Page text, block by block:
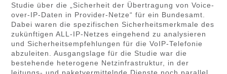
Studie über die „Sicherheit der Übertragung von Voice-
over-IP-Daten in Provider-Netze“ für ein Bundesamt.
Dabei waren die spezifischen Sicherheitsmerkmale des
zukünftigen ALL-IP-Netzes eingehend zu analysieren
und Sicherheitsempfehlungen für die VoIP-Telefonie
abzuleiten. Ausgangslage für die Studie war die
bestehende heterogene Netzinfrastruktur, in der